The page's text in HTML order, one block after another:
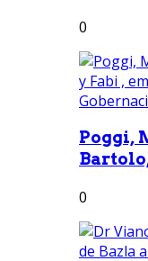
0
Poggi,
0